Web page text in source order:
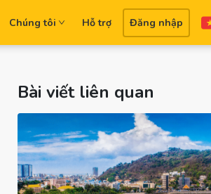
Chúng tôi Hỗ trợ Đăng nhập
Bài viết liên quan